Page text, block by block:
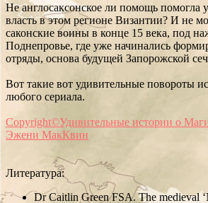
Не англосаксонское ли помощь помогла
власть в этом регионе Византии? И не
саконские воины в конце 15 века, под
Поднепровье, где уже начинались
отряды, основа будущей Запорожской
Вот такие вот удивительные повороты
любого сериала.
Copyright©Удивительные истории о
Эжени МакКвин
Литература:
Dr Caitlin Green FSA. The medieval